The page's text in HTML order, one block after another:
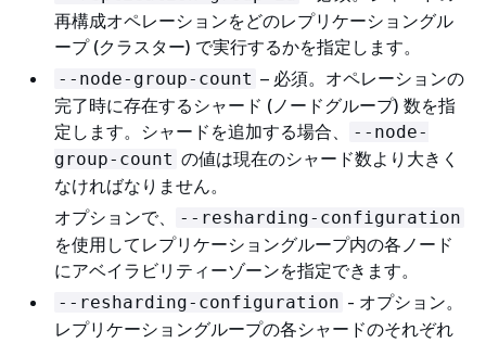
再構成オペレーションをどのレプリケーショングル
ープ (クラスター) で実行するかを指定します。
--node-group-count – 必須。オペレーションの
完了時に存在するシャード (ノードグループ) 数を指
定します。シャードを追加する場合、
--node-
group-count の値は現在のシャード数より大きく
なければなりません。
オプションで、
--resharding-configuration
を使用してレプリケーショングループ内の各ノード
にアベイラビリティーゾーンを指定できます。
--resharding-configuration - オプション。
レプリケーショングループの各シャードのそれぞれ